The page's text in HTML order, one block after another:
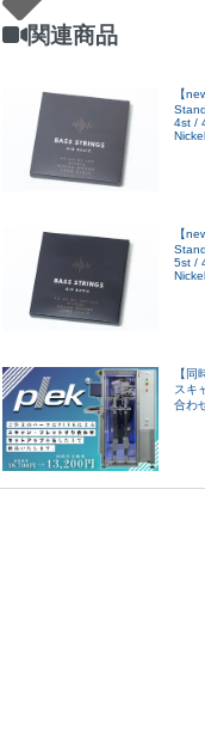
関連商品
【
4st /
【
5st /
【
スキ
合わ